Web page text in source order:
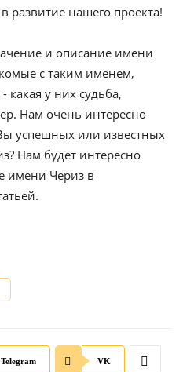
развитие нашего проекта!
и описание имени
с таким именем,
у них судьба,
Нам очень интересно
успешных или известных
Нам будет интересно
имени Чериз в
Telegram VK